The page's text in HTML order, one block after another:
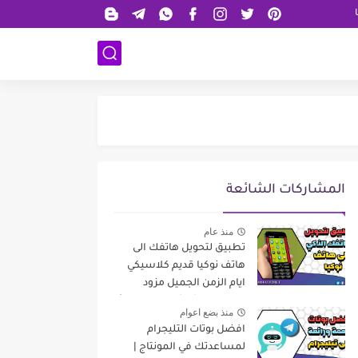
المشاركات الشائعة
منذ عام
تطبيق لتحويل هاتفك الى
هاتف نوكيا قديم كلاسيكي
ايام الزمن الجميل مزود
منذ بضع اعوام
افضل بوتات التليجرام
لمساعدتك في المونتاج |